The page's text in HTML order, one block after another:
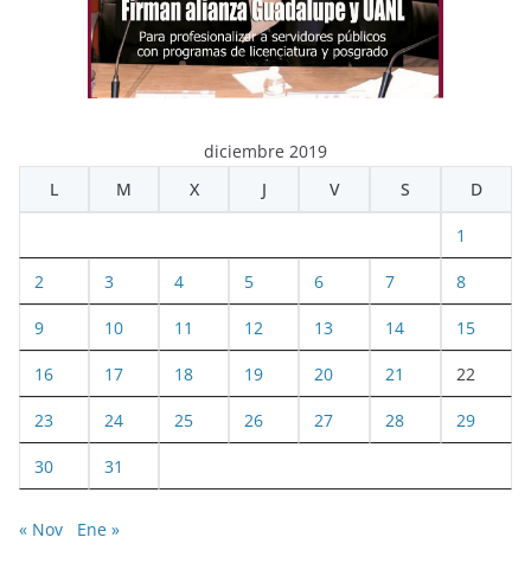
diciembre 2019
L
M X J V S D
1
2 3 4 5 6 7 8
9 10 11 12 13 14 15
16 17 18 19 20 21 22
23 24 25 26 27 28 29
30 31
« Nov Ene »